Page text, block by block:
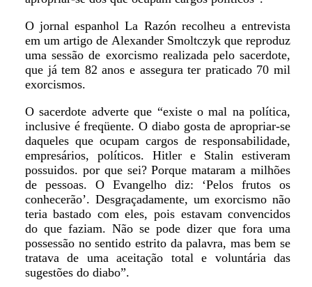
O jornal espanhol La Razón recolheu a entrevista
em um artigo de Alexander Smoltczyk que reproduz
uma sessão de exorcismo realizada pelo sacerdote,
que já tem 82 anos e assegura ter praticado 70 mil
exorcismos.
O sacerdote adverte que “existe o mal na política,
inclusive é freqüente. O diabo gosta de apropriar-se
daqueles que ocupam cargos de responsabilidade,
empresários, políticos. Hitler e Stalin estiveram
possuidos. por que sei? Porque mataram a milhões
de pessoas. O Evangelho diz: ‘Pelos frutos os
conhecerão’. Desgraçadamente, um exorcismo não
teria bastado com eles, pois estavam convencidos
do que faziam. Não se pode dizer que fora uma
possessão no sentido estrito da palavra, mas bem se
tratava de uma aceitação total e voluntária das
sugestões do diabo”.